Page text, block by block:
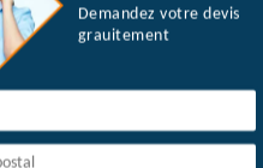
Demandez votre devis
grauitement